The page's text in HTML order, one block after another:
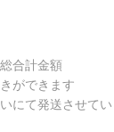
合計金額
ができます
にて発送させてい